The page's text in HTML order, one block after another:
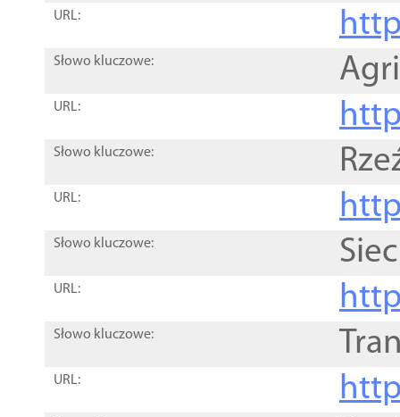
URL:
Słowo kluczowe:
URL:
Słowo kluczowe:
URL:
Słowo kluczowe:
URL:
Słowo kluczowe:
URL: